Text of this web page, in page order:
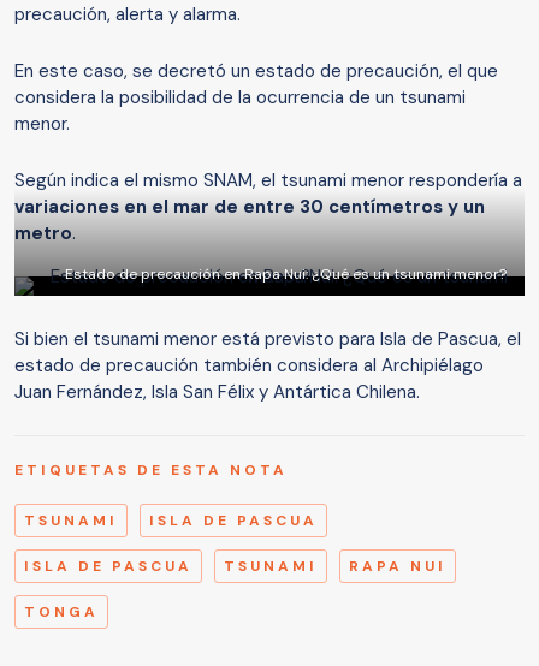
precaución, alerta y alarma.
En este caso, se decretó un estado de precaución, el que
considera la posibilidad de la ocurrencia de un tsunami
menor.
Según indica el mismo SNAM, el tsunami menor respondería a
variaciones en el mar de entre 30 centímetros y un
metro.
Estado de precaución en Rapa Nui: ¿Qué es un tsunami menor?
Si bien el tsunami menor está previsto para Isla de Pascua, el
estado de precaución también considera al Archipiélago
Juan Fernández, Isla San Félix y Antártica Chilena.
ETIQUETAS DE ESTA NOTA
TSUNAMI ISLA DE PASCUA
ISLA DE PASCUA TSUNAMI RAPA NUI
TONGA